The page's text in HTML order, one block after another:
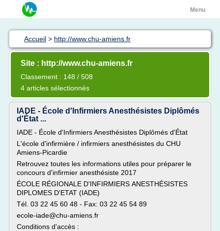
Menu
Accueil > http://www.chu-amiens.fr
Site : http://www.chu-amiens.fr
Classement : 148 / 508
4 articles sélectionnés
IADE - École d'Infirmiers Anesthésistes Diplômés
d'État ...
IADE - École d'Infirmiers Anesthésistes Diplômés d'État
L'école d'infirmière / infirmiers anesthésistes du CHU
Amiens-Picardie
Retrouvez toutes les informations utiles pour préparer le
concours d'infirmier anesthésiste 2017
ÉCOLE RÉGIONALE D'INFIRMIERS ANESTHÉSISTES
DIPLOMES D'ETAT (IADE)
Tél. 03 22 45 60 48 - Fax: 03 22 45 54 89
ecole-iade@chu-amiens.fr
Conditions d'accès :